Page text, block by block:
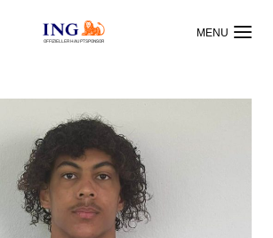
OFFIZIELLER HAUPTSPONSOR